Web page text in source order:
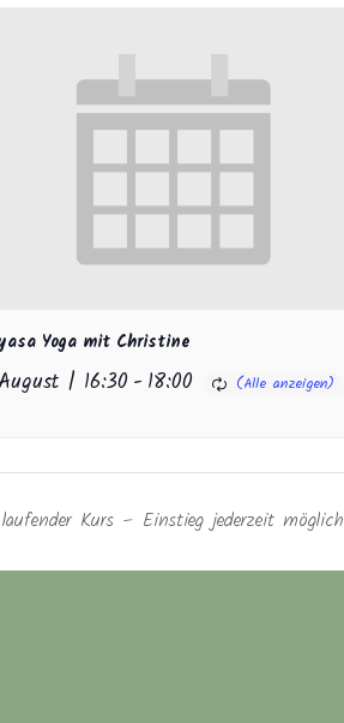
Yoga mit Christine
| 16:30 -18:00
Kurs – Einstieg jederzeit möglich